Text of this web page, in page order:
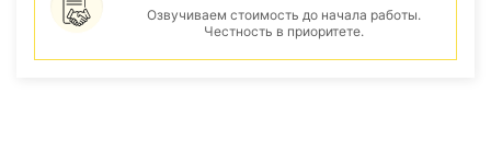
Озвучиваем стоимость до начала работы.
Честность в приоритете.